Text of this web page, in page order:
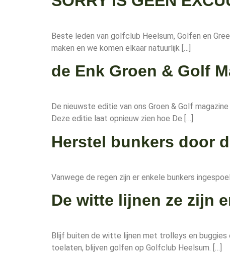
Beste leden van golfclub Heelsum, Golfen en
maken en we komen elkaar natuurlijk […]
de Enk Groen & Golf
De nieuwste editie van ons Groen & Golf
Deze editie laat opnieuw zien hoe De […]
Herstel bunkers door
Vanwege de regen zijn er enkele bunkers
De witte lijnen ze zijn
Blijf buiten de witte lijnen met trolleys en buggies
toelaten, blijven golfen op Golfclub Heelsum. […]